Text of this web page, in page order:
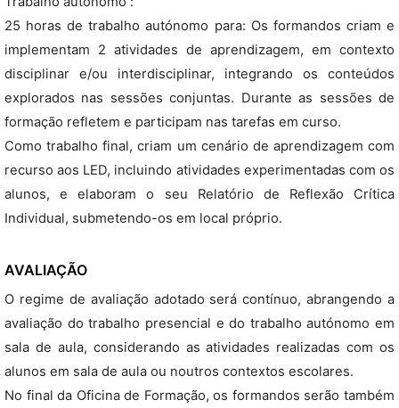
25 horas de trabalho autónomo para: Os formandos criam e
implementam 2 atividades de aprendizagem, em contexto
disciplinar e/ou interdisciplinar, integrando os conteúdos
explorados nas sessões conjuntas. Durante as sessões de
formação refletem e participam nas tarefas em curso.
Como trabalho final, criam um cenário de aprendizagem com
recurso aos LED, incluindo atividades experimentadas com os
alunos, e elaboram o seu Relatório de Reflexão Crítica
Individual, submetendo-os em local próprio.
AVALIAÇÃO
O regime de avaliação adotado será contínuo, abrangendo a
avaliação do trabalho presencial e do trabalho autónomo em
sala de aula, considerando as atividades realizadas com os
alunos em sala de aula ou noutros contextos escolares.
No final da Oficina de Formação, os formandos serão também